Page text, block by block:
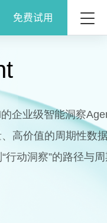
免费试用
企业级智能洞察
高价值的周期性数
行动洞察”的路径与